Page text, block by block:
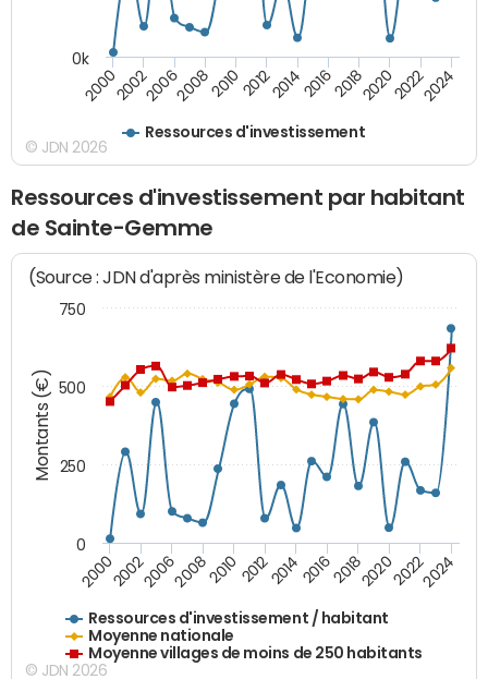
Ressources d'investissement
200020022006200820102012201420162018202020222024
0k
© JDN 2026
Ressources d'investissement par habitant
de Sainte-Gemme
Montants (€)
(Source : JDN d'après ministère de l'Economie)
Ressources d'investissement / habitant
Moyenne nationale
Moyenne villages de moins de 250 habitants
20002002200620082010 2012201420162018202020222024
0
250
500
750
© JDN 2026